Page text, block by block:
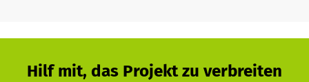
Hilf mit, das Projekt zu verbreiten